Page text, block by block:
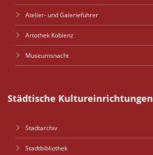
Atelier- und Galerieführer
Artothek Koblenz
Museumsnacht
Städtische Kultureinrichtungen
Stadtarchiv
Stadtbibliothek